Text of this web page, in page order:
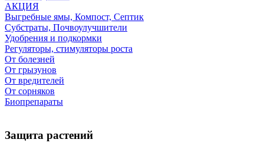
АКЦИЯ
Выгребные ямы, Компост, Септик
Субстраты, Почвоулучшители
Удобрения и подкормки
Регуляторы, стимуляторы роста
От болезней
От грызунов
От вредителей
От сорняков
Биопрепараты
Защита растений